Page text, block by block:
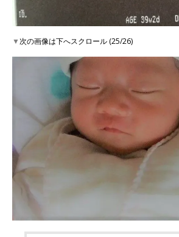
▼次の画像は下へスクロール (25/26)